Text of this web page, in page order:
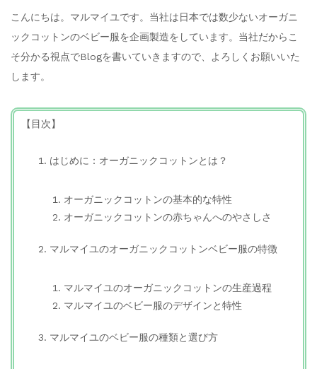
こんにちは。マルマイユです。当社は日本では数少ないオーガニ
ックコットンのベビー服を企画製造をしています。当社だからこ
そ分かる視点でBlogを書いていきますので、よろしくお願いいた
します。
【目次】
はじめに：オーガニックコットンとは？
オーガニックコットンの基本的な特性
オーガニックコットンの赤ちゃんへのやさしさ
マルマイユのオーガニックコットンベビー服の特徴
マルマイユのオーガニックコットンの生産過程
マルマイユのベビー服のデザインと特性
マルマイユのベビー服の種類と選び方